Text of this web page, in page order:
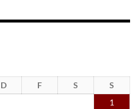
D F S
S
1